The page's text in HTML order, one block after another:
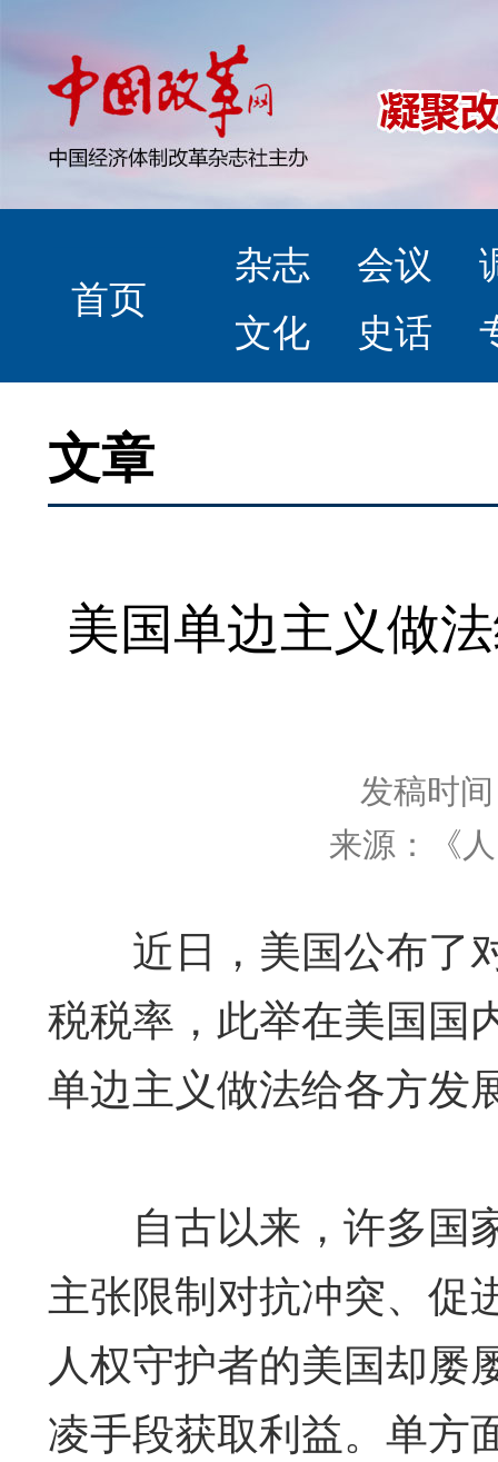
首页
杂志 会议
文化
史话
文章
美国单边主义做
发稿时
来源：《
近日，美国公布了
税税率，此举在美国国
单边主义做法给各方发
自古以来，许多国
主张限制对抗冲突、促
人权守护者的美国却屡
凌手段获取利益。单方